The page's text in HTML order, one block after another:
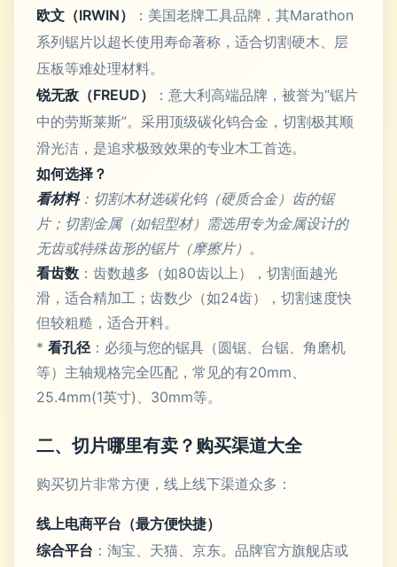
欧文（IRWIN）
：美国老牌工具品牌，其Marathon
系列锯片以超长使用寿命著称，适合切割硬木、层
压板等难处理材料。
锐无敌（FREUD）
：意大利高端品牌，被誉为“锯片
中的劳斯莱斯”。采用顶级碳化钨合金，切割极其顺
滑光洁，是追求极致效果的专业木工首选。
如何选择？
看材料：切割木材选碳化钨（硬质合金）齿的锯
片；切割金属（如铝型材）需选用专为金属设计的
无齿或特殊齿形的锯片（摩擦片）。
看齿数 ：齿数越多（如80齿以上），切割面越光
滑，适合精加工；齿数少（如24齿），切割速度快
但较粗糙，适合开料。
* 看孔径：必须与您的锯具（圆锯、台锯、角磨机
等）主轴规格完全匹配，常见的有20mm、
25.4mm(1英寸)、30mm等。
二、切片哪里有卖？购买渠道大全
购买切片非常方便，线上线下渠道众多：
线上电商平台（最方便快捷）
综合平台 ：淘宝、天猫、京东。品牌官方旗舰店或